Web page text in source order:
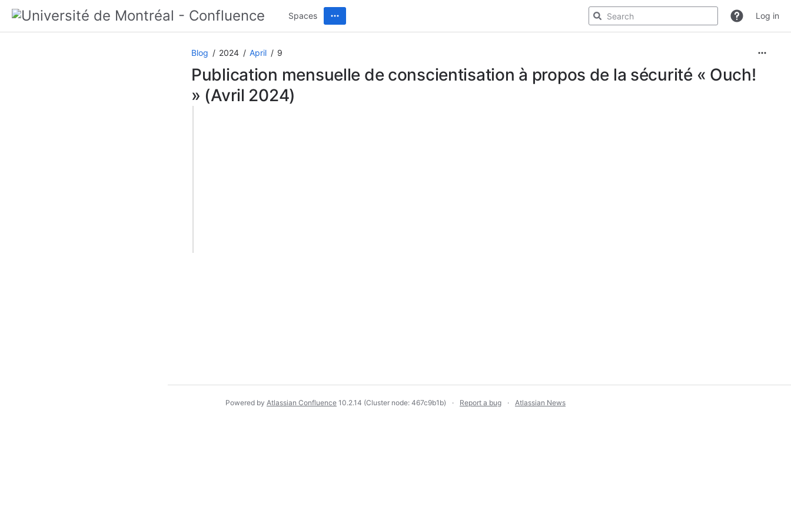
Spaces Log in
Blog 2024 April 9
Publication mensuelle de conscientisation à propos de la sécurité « Ouch!
» (Avril 2024)
Powered by Atlassian Confluence 10.2.14 (Cluster node: 467c9b1b) Report a bug Atlassian News